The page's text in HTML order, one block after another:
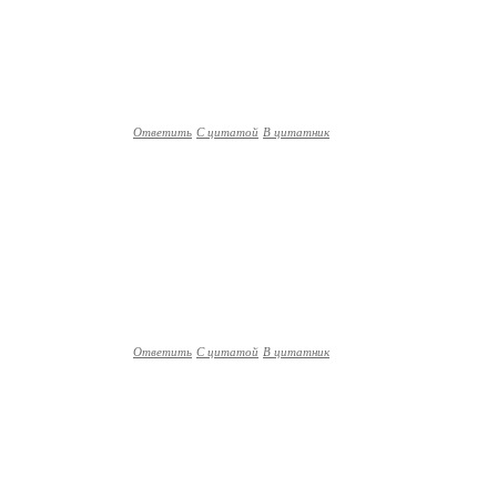
Ответить С цитатой В цитатник
Ответить С цитатой В цитатник